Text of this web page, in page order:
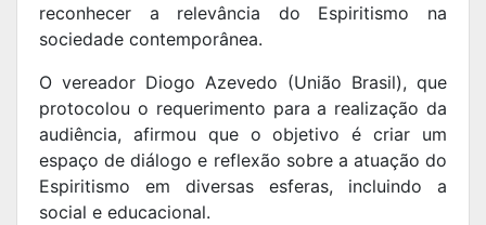
reconhecer a relevância do Espiritismo na
sociedade contemporânea.
O vereador Diogo Azevedo (União Brasil), que
protocolou o requerimento para a realização da
audiência, afirmou que o objetivo é criar um
espaço de diálogo e reflexão sobre a atuação do
Espiritismo em diversas esferas, incluindo a
social e educacional.